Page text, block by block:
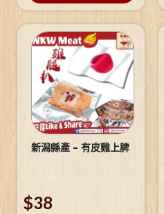
新潟縣產 – 有皮雞上脾
$38